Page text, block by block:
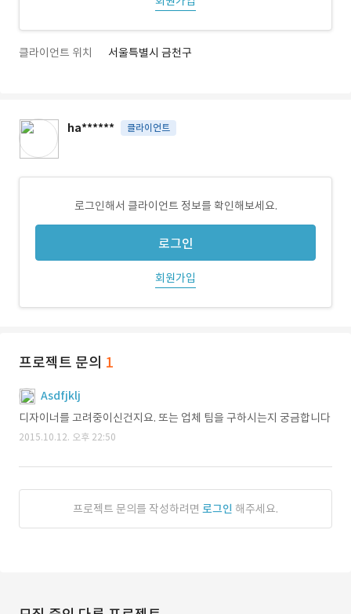
클라이언트 위치 서울특별시 금천구
ha****** 클라이언트
로그인해서 클라이언트 정보를 확인해보세요.
로그인
회원가입
프로젝트 문의 1
Asdfjklj
디자이너를 고려중이신건지요. 또는 업체 팀을 구하시는지 궁금합니다
2015.10.12. 오후 22:50
프로젝트 문의를 작성하려면 로그인 해주세요.